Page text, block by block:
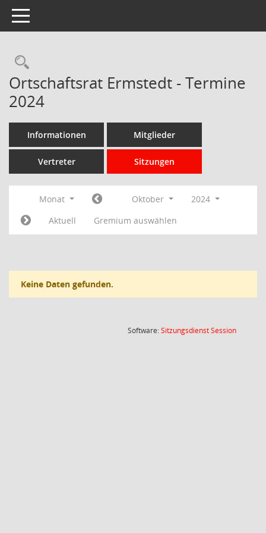
Toggle navigation
Rechercheauswahl
Ortschaftsrat Ermstedt - Termine
2024
Informationen Mitglieder
Vertreter Sitzungen
Monat Oktober
2024
Aktuell
Gremium auswählen
Keine Daten gefunden.
Software:SitzungsdienstSession(Wird in